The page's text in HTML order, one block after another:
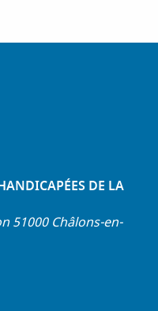
DE LA
51000 Châlons-en-